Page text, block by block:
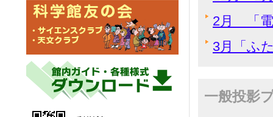
2月 「電
3月「ふ
一般投影